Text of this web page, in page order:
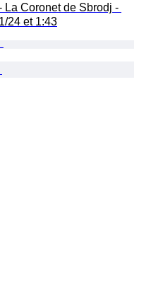
La Coronet de Sbrodj -
1/24 et 1:43